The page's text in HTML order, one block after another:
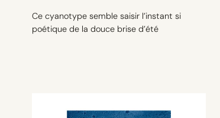
Ce cyanotype semble saisir l’instant si
poétique de la douce brise d’été